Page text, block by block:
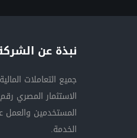
نبذة عن
جميع التعاملات
المستخدمين
الخدمة.